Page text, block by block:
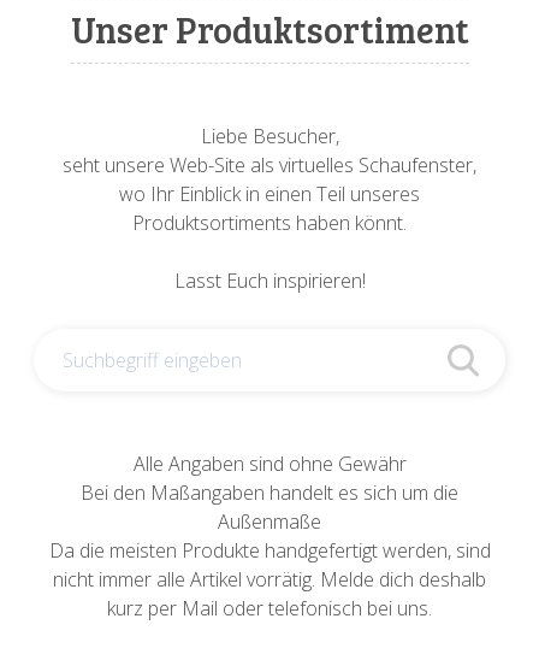
Unser Produktsortiment
Liebe Besucher,
seht unsere Web-Site als virtuelles Schaufenster,
wo Ihr Einblick in einen Teil unseres
Produktsortiments haben könnt.
Lasst Euch inspirieren!
Alle Angaben sind ohne Gewähr
Bei den Maßangaben handelt es sich um die
Außenmaße
Da die meisten Produkte handgefertigt werden, sind
nicht immer alle Artikel vorrätig. Melde dich deshalb
kurz per Mail oder telefonisch bei uns.
Sonnenuhren
Spardosen
Vögel
Vogeltränken
Verschiedene
Wandschalen
Sockel + Säulen
Tierfiguren
Meeresbewohner
Schildkröten
Schweine + Wildschweine
Verschiedene
Zwiebel- + Knoblauchtöpfe